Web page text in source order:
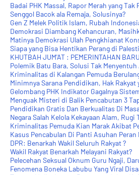
Badai PHK Massal, Rapor Merah yang Tak
Senggol Bacok ala Remaja, Solusinya?
Gen Z Melek Politik Islam, Rubah
Demokrasi Diambang Kehancuran,
Matinya Demokrasi Ulah Pengkhianat
Siapa yang Bisa Hentikan Perang di
KHUTBAH JUM'AT : PEMERINTAHAN
Polemik Batu Bara, Solusi Tak Menyentuh
Kriminalitas di Kalangan Pemuda
Minimnya Sarana Pendidikan, Hak Rakyat
Gelombang PHK Indikator Gagalnya
Menguak Misteri di Balik Pencabutan 3
Pendidikan Gratis Dan Berkualitas Di
Negara Salah Kelola Kekayaan Alam, Rugi
Kriminalitas Pemuda Kian Marak Akibat
Kasus Pencabulan Di Panti Asuhan Peran
DPR: Benarkah Wakil Seluruh Rakyat ?
Wakil Rakyat Benarkah Melayani Rakyat?
Pelecehan Seksual Oknum Guru Ngaji,
Fenomena Boneka Labubu Yang Viral